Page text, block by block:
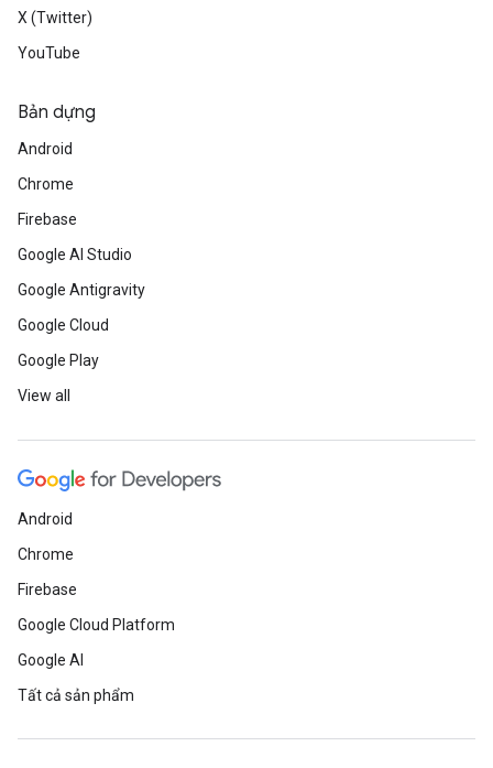
X (Twitter)
YouTube
Bản dựng
Android
Chrome
Firebase
Google AI Studio
Google Antigravity
Google Cloud
Google Play
View all
Android
Chrome
Firebase
Google Cloud Platform
Google AI
Tất cả sản phẩm